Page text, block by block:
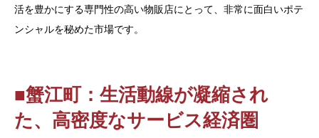
活を豊かにする専門性の高い物販店にとって、非常に面白いポテ
ンシャルを秘めた市場です。
■蟹江町：生活動線が凝縮され
た、高密度なサービス経済圏